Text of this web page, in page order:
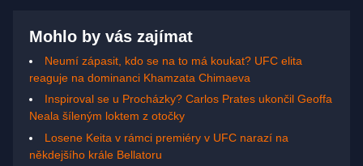
Mohlo by vás zajímat
Neumí zápasit, kdo se na to má koukat? UFC elita
reaguje na dominanci Khamzata Chimaeva
Inspiroval se u Procházky? Carlos Prates ukončil Geoffa
Neala šíleným loktem z otočky
Losene Keita v rámci premiéry v UFC narazí na
někdejšího krále Bellatoru